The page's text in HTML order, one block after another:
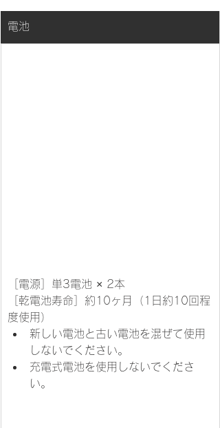
​電池
［電源］単3電池 × 2本
［乾電池寿命］約10ヶ月（1日約10回程
度使用）
新しい電池と古い電池を混ぜて使用
しないでください。
充電式電池を使用しないでくださ
い。